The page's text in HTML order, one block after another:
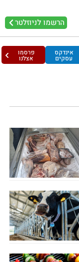
הרשמו לניוזלטר
אינדקס
עסקים
פרסמו
אצלנו